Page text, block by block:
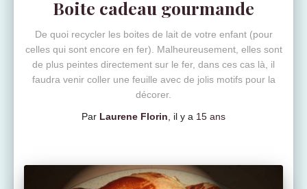
Boite cadeau gourmande
De quoi recycler les boites de lait de votre enfant (pour
celles qui sont encore en fer). Malheureusement, elles sont
de plus peintes directement sur le fer, dans ces cas là, il
faudra venir coller une feuille avec de jolis motifs pour la
décorer.
Par Laurene Florin , il y a 15 ans